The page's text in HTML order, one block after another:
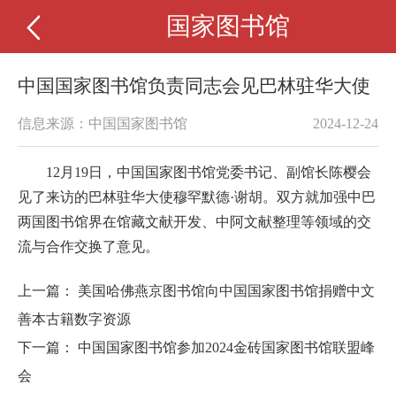
国家图书馆
中国国家图书馆负责同志会见巴林驻华大使
信息来源：中国国家图书馆 2024-12-24
12月19日，中国国家图书馆党委书记、副馆长陈樱会
见了来访的巴林驻华大使穆罕默德·谢胡。双方就加强中巴
两国图书馆界在馆藏文献开发、中阿文献整理等领域的交
流与合作交换了意见。
上一篇： 美国哈佛燕京图书馆向中国国家图书馆捐赠中文
善本古籍数字资源
下一篇： 中国国家图书馆参加2024金砖国家图书馆联盟峰
会